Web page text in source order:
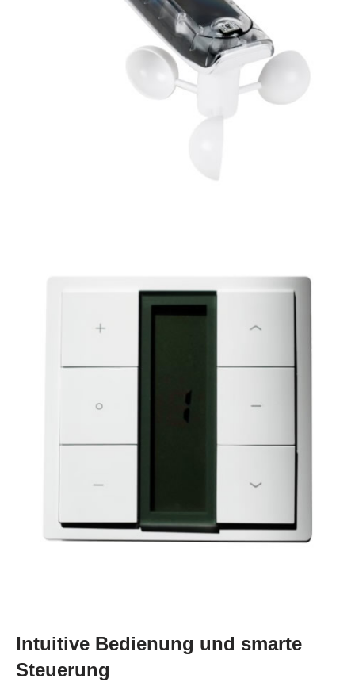
Intuitive Bedienung und smarte
Steuerung